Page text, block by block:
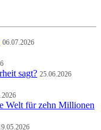
06.07.2026
sagt? 25.06.2026
Welt für zehn Millionen